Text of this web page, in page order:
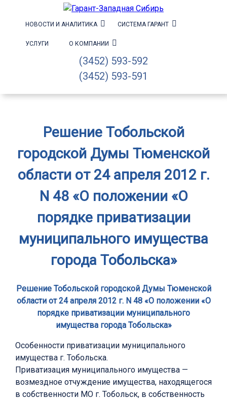
НОВОСТИ И АНАЛИТИКА СИСТЕМА ГАРАНТ
УСЛУГИ О КОМПАНИИ
(3452) 593-592
(3452) 593-591
Решение Тобольской
городской Думы Тюменской
области от 24 апреля 2012 г.
N 48 «О положении «О
порядке приватизации
муниципального имущества
города Тобольска»
Решение Тобольской городской Думы Тюменской
области от 24 апреля 2012 г. N 48 «О положении «О
порядке приватизации муниципального
имущества города Тобольска»
Особенности приватизации муниципального
имущества г. Тобольска.
Приватизация муниципального имущества —
возмездное отчуждение имущества, находящегося
в собственности МО г. Тобольск, в собственность